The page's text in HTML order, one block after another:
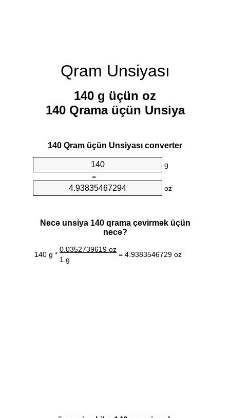
Qram Unsiyası
140 g üçün oz
140 Qrama üçün Unsiya
140 Qram üçün Unsiyası converter
g
=
oz
Necə unsiya 140 qrama çevirmək üçün
necə?
140 g *
0.0352739619 oz
= 4.9383546729 oz
1 g